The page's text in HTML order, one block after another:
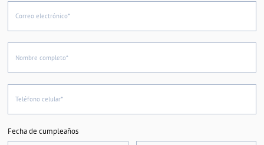
Correo electrónico*
Nombre completo*
Teléfono celular*
Fecha de cumpleaños